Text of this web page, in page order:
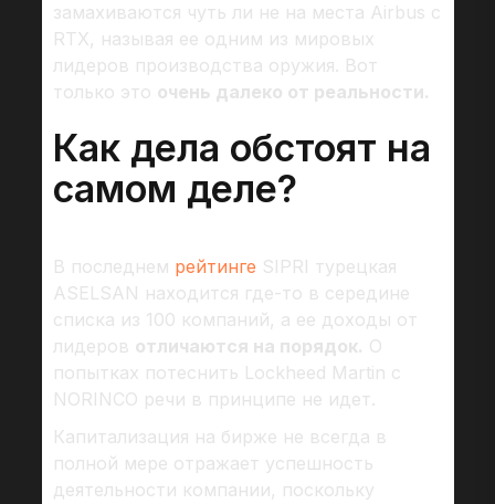
замахиваются чуть ли не на места Airbus с
RTX, называя ее одним из мировых
лидеров производства оружия. Вот
только это очень далеко от реальности.
Как дела обстоят на
самом деле?
В последнем рейтинге SIPRI турецкая
ASELSAN находится где-то в середине
списка из 100 компаний, а ее доходы от
лидеров отличаются на порядок. О
попытках потеснить Lockheed Martin c
NORINCO речи в принципе не идет.
Капитализация на бирже не всегда в
полной мере отражает успешность
деятельности компании, поскольку